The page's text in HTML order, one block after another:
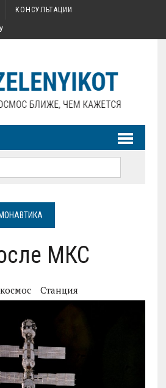
КОНСУЛЬТАЦИИ
МКС
Станция